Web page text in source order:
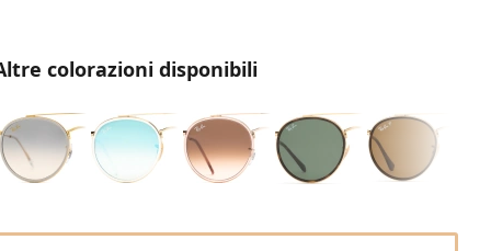
colorazioni disponibili